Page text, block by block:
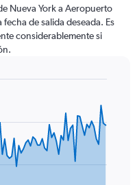
Nueva York a Aeropuerto
de salida deseada. Es
considerablemente si